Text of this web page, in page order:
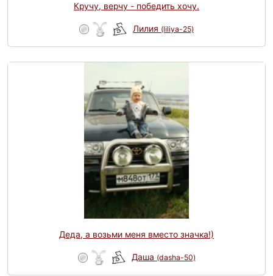
Кручу, верчу - победить хочу.
Лилия (liliya-25)
Деда, а возьми меня вместо значка!)
Даша (dasha-50)